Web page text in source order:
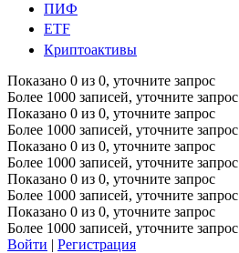
ПИФ
ETF
Криптоактивы
Показано 0 из 0, уточните запрос
Более 1000 записей, уточните запрос
Показано 0 из 0, уточните запрос
Более 1000 записей, уточните запрос
Показано 0 из 0, уточните запрос
Более 1000 записей, уточните запрос
Показано 0 из 0, уточните запрос
Более 1000 записей, уточните запрос
Показано 0 из 0, уточните запрос
Более 1000 записей, уточните запрос
Войти | Регистрация